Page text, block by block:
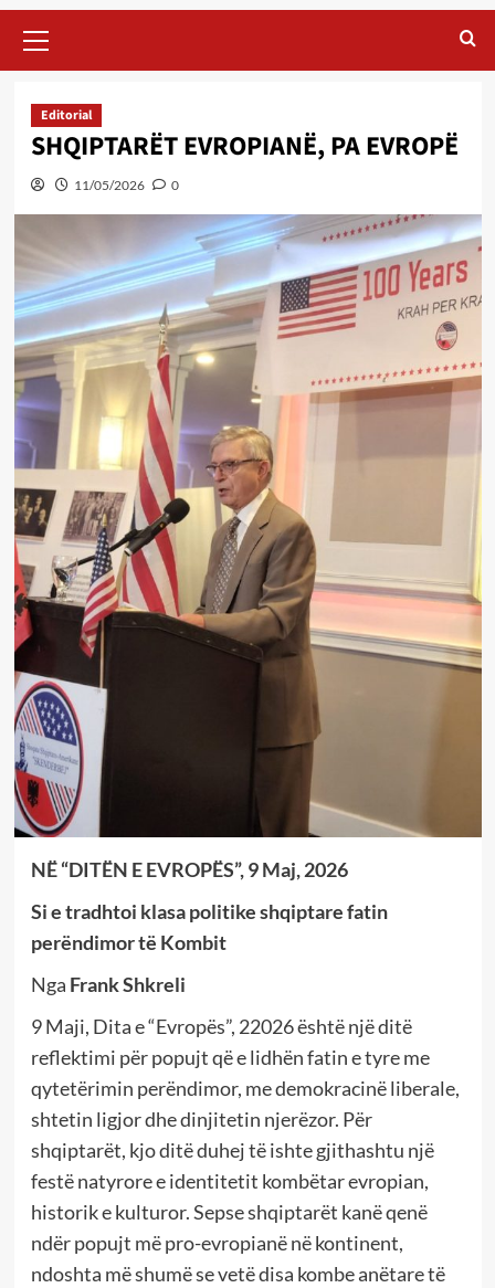
Menu
Editorial
SHQIPTARËT EVROPIANË, PA EVROPË
11/05/2026 0
NË “DITËN E EVROPËS”, 9 Maj, 2026
Si e tradhtoi klasa politike shqiptare fatin
perëndimor të Kombit
Nga Frank Shkreli
9 Maji, Dita e “Evropës”, 22026 është një ditë
reflektimi për popujt që e lidhën fatin e tyre me
qytetërimin perëndimor, me demokracinë liberale,
shtetin ligjor dhe dinjitetin njerëzor. Për
shqiptarët, kjo ditë duhej të ishte gjithashtu një
festë natyrore e identitetit kombëtar evropian,
historik e kulturor. Sepse shqiptarët kanë qenë
ndër popujt më pro-evropianë në kontinent,
ndoshta më shumë se vetë disa kombe anëtare të